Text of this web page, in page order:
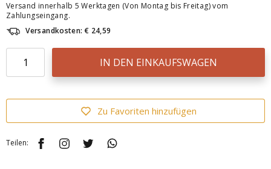
Versand innerhalb 5 Werktagen (Von Montag bis Freitag) vom
Zahlungseingang.
Versandkosten: € 24,59
IN DEN EINKAUFSWAGEN
Zu Favoriten hinzufügen
Teilen: